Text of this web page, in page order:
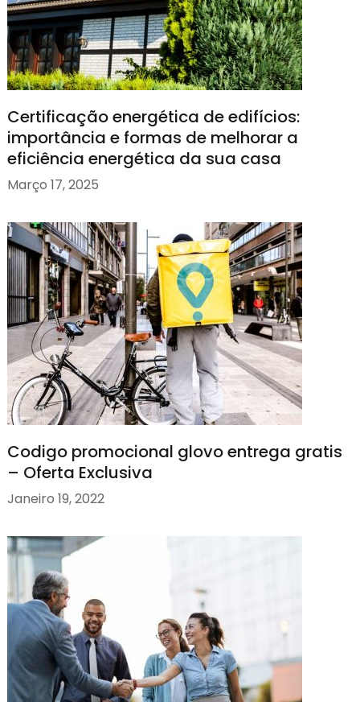
Certificação energética de edifícios:
importância e formas de melhorar a
eficiência energética da sua casa
Março 17, 2025
Codigo promocional glovo entrega gratis
– Oferta Exclusiva
Janeiro 19, 2022